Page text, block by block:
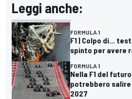
Leggi anche:
FORMULA 1
F1 | Colpo di...
spinto per avere
FORMULA 1
Nella F1 del
potrebbero salire
2027